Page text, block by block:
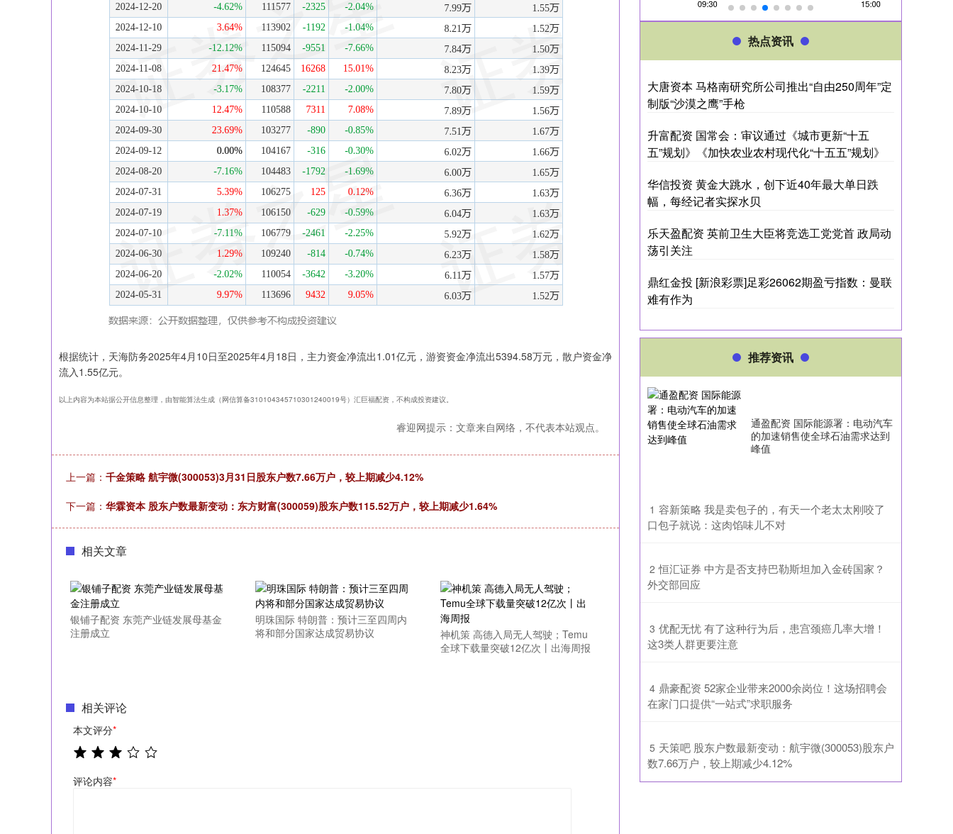
根据统计，天海防务2025年4月10日至2025年4月18日，主力资金净流出1.01亿元，游资资金净流出5394.58万元，散户资金净
流入1.55亿元。
以上内容为本站据公开信息整理，由智能算法生成（网信算备310104345710301240019号）汇巨福配资，不构成投资建议。
睿迎网提示：文章来自网络，不代表本站观点。
上一篇： 千金策略 航宇微(300053)3月31日股东户数7.66万户，较上期减少4.12%
下一篇： 华霖资本 股东户数最新变动：东方财富(300059)股东户数115.52万户，较上期减少1.64%
相关文章
银铺子配资 东莞产业链发展母基金
注册成立
明珠国际 特朗普：预计三至四周内
将和部分国家达成贸易协议
神机策 高德入局无人驾驶；Temu
全球下载量突破12亿次丨出海周报
相关评论
本文评分*
评论内容*
热点资讯
大唐资本 马格南研究所公司推出“自由250周年”定
制版“沙漠之鹰”手枪
升富配资 国常会：审议通过《城市更新“十五
五”规划》《加快农业农村现代化“十五五”规划》
华信投资 黄金大跳水，创下近40年最大单日跌
幅，每经记者实探水贝
乐天盈配资 英前卫生大臣将竞选工党党首 政局动
荡引关注
鼎红金投 [新浪彩票]足彩26062期盈亏指数：曼联
难有作为
推荐资讯
通盈配资 国际能源署：电动汽车
的加速销售使全球石油需求达到
峰值
1 ​容新策略 我是卖包子的，有天一个老太太刚咬了
口包子就说：这肉馅味儿不对
2 ​恒汇证券 中方是否支持巴勒斯坦加入金砖国家？
外交部回应
3 ​优配无忧 有了这种行为后，患宫颈癌几率大增！
这3类人群更要注意
4 ​鼎豪配资 52家企业带来2000余岗位！这场招聘会
在家门口提供“一站式”求职服务
5 ​天策吧 股东户数最新变动：航宇微(300053)股东户
数7.66万户，较上期减少4.12%